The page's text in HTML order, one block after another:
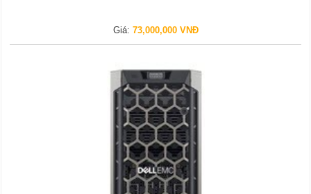
Giá: 73,000,000 VNĐ